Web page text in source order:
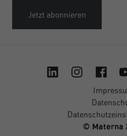
Jetzt abonnieren
© Materna